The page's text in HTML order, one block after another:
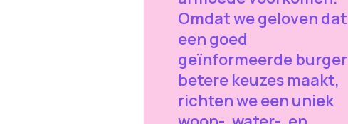
Omdat we geloven dat
een goed
geïnformeerde burger
betere keuzes maakt,
richten we een uniek